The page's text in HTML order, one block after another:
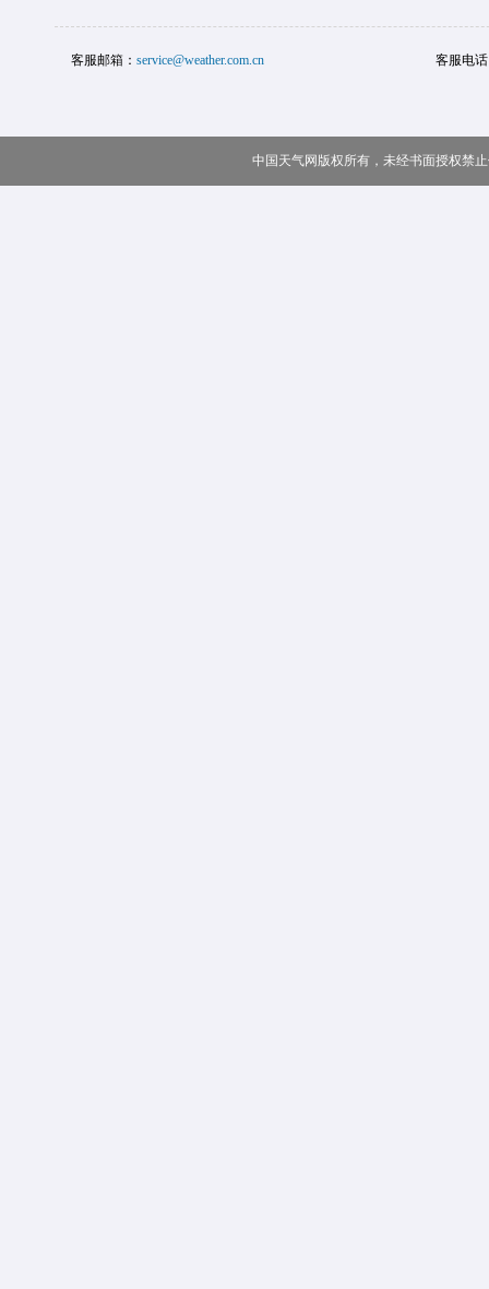
客服邮箱： service@weather.com.cn 客服电
中国天气网版权所有，未经书面授权